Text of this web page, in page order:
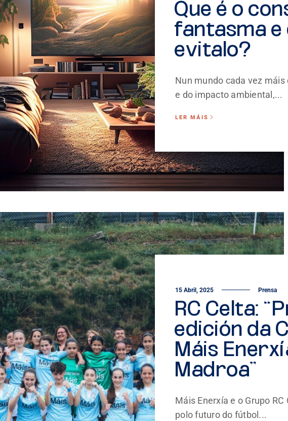
Que é o
fantasma e
evitalo?
Nun mundo cada vez
e do impacto ambiental,...
LER MÁIS
15 Abril, 2025 Prensa
RC Celta:
edición da
Máis
Madroa”
Máis Enerxía e o Grupo
polo futuro do fútbol...